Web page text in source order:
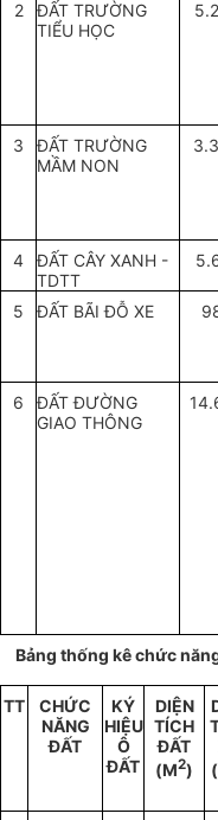
2
ĐẤT TRƯỜNG
TIỂU HỌC
3
ĐẤT TRƯỜNG
MẦM NON
4
ĐẤT CÂY XANH -
TDTT
5 ĐẤT BÃI ĐỖ XE
6
ĐẤT ĐƯỜNG
GIAO THÔNG
Bảng thống kê chức
TT
CHỨC
NĂNG
ĐẤT
KÝ
HIỆU
Ô
ĐẤT
DIỆN
TÍCH
ĐẤT
(M2)